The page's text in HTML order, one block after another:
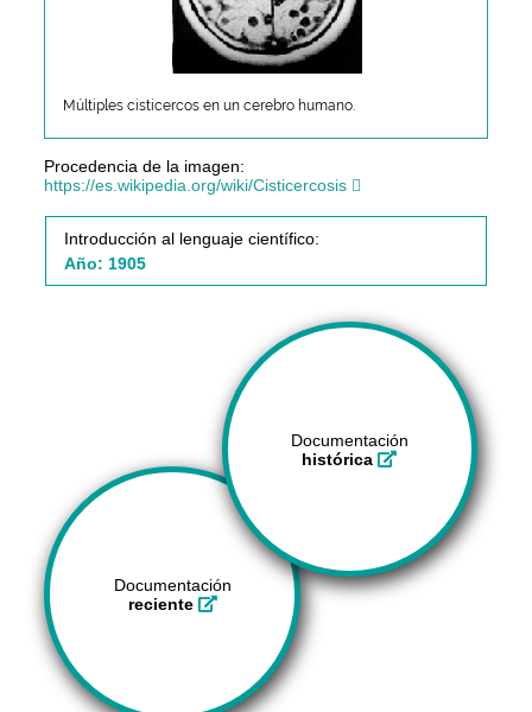
Múltiples cisticercos en un cerebro humano.
Procedencia de la imagen:
https://es.wikipedia.org/wiki/Cisticercosis
Introducción al lenguaje científico:
Año: 1905
Documentación
histórica
Documentación
reciente